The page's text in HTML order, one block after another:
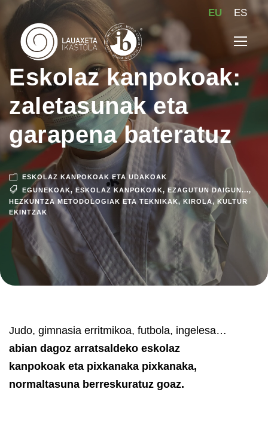
EU ES
Eskolaz kanpokoak:
zaletasunak eta
garapena bateratuz
ESKOLAZ KANPOKOAK ETA UDAKOAK
EGUNEKOAK, ESKOLAZ KANPOKOAK, EZAGUTUN DAIGUN...,
HEZKUNTZA METODOLOGIAK ETA TEKNIKAK, KIROLA, KULTUR
EKINTZAK
Judo, gimnasia erritmikoa, futbola, ingelesa…
abian dagoz arratsaldeko eskolaz
kanpokoak eta pixkanaka pixkanaka,
normaltasuna berreskuratuz goaz.